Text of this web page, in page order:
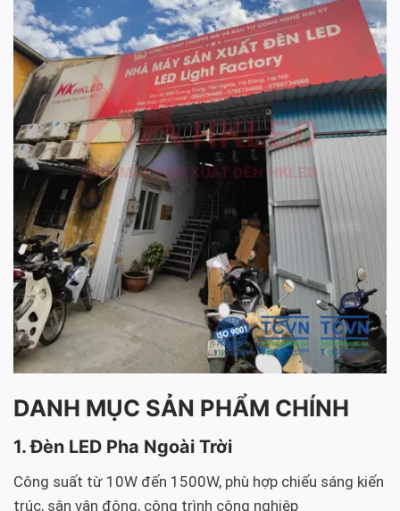
DANH MỤC SẢN PHẨM CHÍNH
1. Đèn LED Pha Ngoài Trời
Công suất từ 10W đến 1500W, phù hợp chiếu sáng kiến
trúc, sân vận động, công trình công nghiệp